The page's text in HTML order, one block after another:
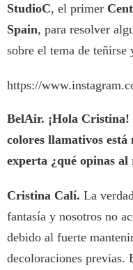
StudioC, el primer
Spain, para resolver
sobre el tema de teñirse
https://
BelAir. ¡Hola Cristina!
colores llamativos
experta ¿qué opinas
Cristina Calí. La
fantasía y nosotros no
debido al fuerte
decoloraciones previas.